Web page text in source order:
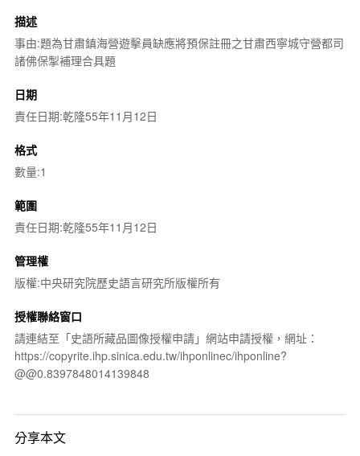
描述
事由:題為甘肅鎮海營遊擊員缺應將預保註冊之甘肅西寧城守營都司
諸佛保掣補理合具題
日期
責任日期:乾隆55年11月12日
格式
數量:1
範圍
責任日期:乾隆55年11月12日
管理權
版權:中央研究院歷史語言研究所版權所有
授權聯絡窗口
請連結至「史語所藏品圖像授權申請」網站申請授權，網址：
https://copyrite.ihp.sinica.edu.tw/ihponlinec/ihponline?
@@0.8397848014139848
分享本文